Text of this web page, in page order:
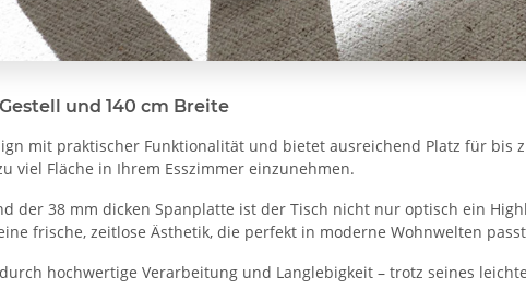
und 140 cm Breite
mit praktischer Funktionalität und bietet ausreichend Platz für bis
viel Fläche in Ihrem Esszimmer einzunehmen.
der 38 mm dicken Spanplatte ist der Tisch nicht nur optisch ein
frische, zeitlose Ästhetik, die perfekt in moderne Wohnwelten
hochwertige Verarbeitung und Langlebigkeit – trotz seines